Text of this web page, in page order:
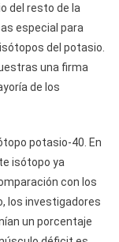
del resto de la
especial para
del potasio.
una firma
de los
potasio-40. En
isótopo ya
con los
los investigadores
un porcentaje